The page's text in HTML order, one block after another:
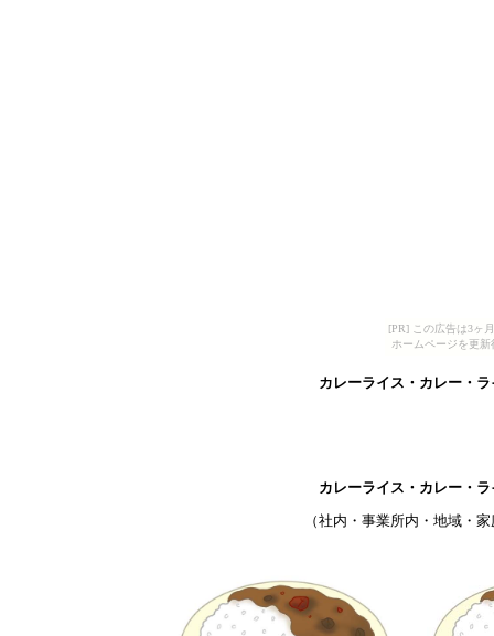
[PR] この広告は3ヶ
ホームページを更
カレーライス・カレー・
カレーライス・カレー・
（社内・事業所内・地域・